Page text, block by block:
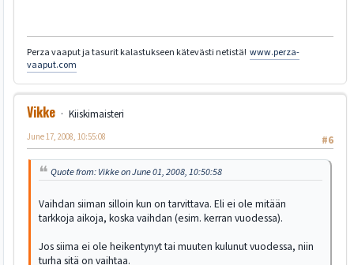
Perza vaaput ja tasurit kalastukseen kätevästi netistä! www.perza-
vaaput.com
Vikke
Kiiskimaisteri
#6
June 17, 2008, 10:55:08
Quote from: Vikke on June 01, 2008, 10:50:58
Vaihdan siiman silloin kun on tarvittava. Eli ei ole mitään
tarkkoja aikoja, koska vaihdan (esim. kerran vuodessa).
Jos siima ei ole heikentynyt tai muuten kulunut vuodessa, niin
turha sitä on vaihtaa.